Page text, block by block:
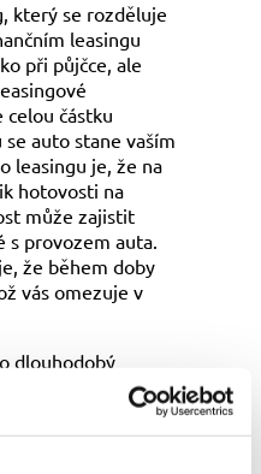
který se rozděluje
leasingu
při půjčce, ale
částku
auto stane vaším
leasingu je, že na
hotovosti na
může zajistit
s provozem auta.
že během doby
vás omezuje v
dlouhodobý
trvání smlouvy a vy
jeho používání. Po